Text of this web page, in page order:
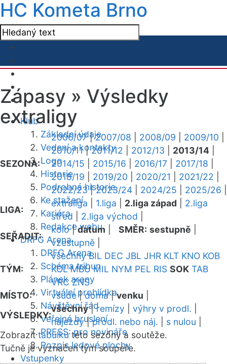
HC Kometa Brno
Klub
Základní údaje
Vedení a kontakty
Logo
Historie
Podrobná historie
Ke stažení
Kariéra
Redakce webu
DRFG Arena
DRFG Arena
Schéma tribun
Plánek areny
Virtuální prohlídka
Návštěvní řád
Veřejné bruslení
PRESS: pro novináře
Rozpis ledové plochy
Vstupenky
Zápasy » Výsledky
extraligy
SEZONA:
2006/07|2007/08 2008/09 2009/10
2010/11|2011/12 2012/13 2013/14
2014/15
2015/16 2016/17 2017/18
2018/19
2019/20 2020/21 2021/22
2022/23|2023/24 2024/25 2025/26
LIGA:
extraliga 1.liga 2.liga západ
2.liga
střed
2.liga východ
SEŘADIT:
kolo|datum SMĚR: sestupně
vzestupně
TÝM:
všechny BIL DEC JBL JHR KLT KNO KOB
KOL MBU MIL NYM PEL RIS SOK TAB
VRC ZNS
MÍSTO:
všude|doma|venku
VÝSLEDKY:
všechny|remízy výhry v prodl.
nájezdy|prodl. nebo náj. s nulou
Zobrazittabulkutéto sezóny a soutěže.
Tučně je vyznačen tým soupeře.